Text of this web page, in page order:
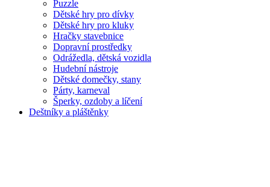
Puzzle
Dětské hry pro dívky
Dětské hry pro kluky
Hračky stavebnice
Dopravní prostředky
Odrážedla, dětská vozidla
Hudební nástroje
Dětské domečky, stany
Párty, karneval
Šperky, ozdoby a líčení
Deštníky a pláštěnky